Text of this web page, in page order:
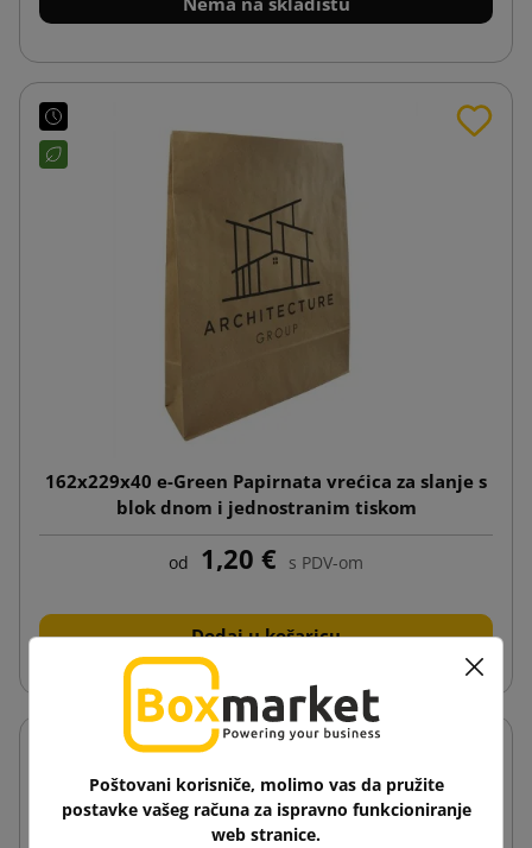
162x229x40 e-Green Papirnata vrećica za slanje s
blok dnom i jednostranim tiskom
od 1,20 € s PDV-om
Dodaj u košaricu
Poštovani korisniče, molimo vas da pružite
postavke vašeg računa za ispravno funkcioniranje
web stranice.